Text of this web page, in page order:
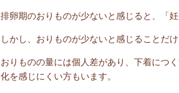
排卵期のおりものが少ないと感じると、「
しかし、おりものが少ないと感じることだ
おりものの量には個人差があり、下着につ
化を感じにくい方もいます。